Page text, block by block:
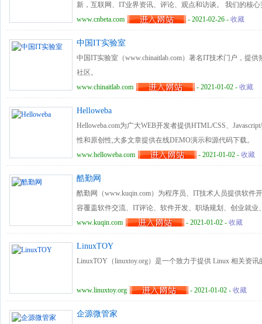
新，互联网、IT业界资讯、评论、观点和访谈。 我们的核
供关联信息；网友讨论气氛浓厚。 我们致力于奉献适合中
www.cnbeta.com - 2021-02-26 - 收藏
中国IT实验室
中国IT实验室（www.chinaitlab.com）著名IT技术门户，提
社区。
www.chinaitlab.com
- 2021-01-02 - 收藏
Helloweba
Helloweba.com为广大WEB开发者提供HTML/CSS、
性和原创性,大多文章提供在线DEMO演示和源代码下载。
www.helloweba.com
- 2021-01-02 - 收藏
酷勤网
酷勤网（www.kuqin.com）为程序员、IT技术人员提供软件
容覆盖软件交流、IT评论、软件开发、职场规划、创业就业
www.kuqin.com
- 2021-01-02 - 收藏
LinuxTOY
LinuxTOY（linuxtoy.org）是一个致力于提供 Linux 相关资讯
www.linuxtoy.org - 2021-01-02 - 收藏
企源微管家